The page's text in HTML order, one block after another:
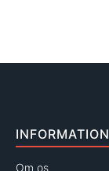
INFORMATION
Om os